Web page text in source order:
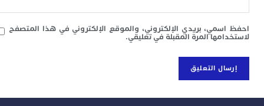
بريدي الإلكتروني، والموقع الإلكتروني في هذا المتصفح
المرة المقبلة في تعليقي.